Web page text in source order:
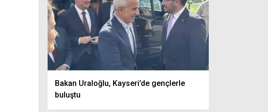
Bakan Uraloğlu, Kayseri’de gençlerle
buluştu